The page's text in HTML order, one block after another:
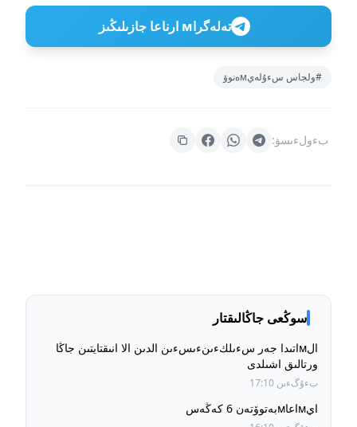
تەلەگراм ارناعا جازىلىڭىز
#ولجاس سءۇلەيмەنوۆ
بءولءىسۋ:
سوڭعى جاڭالىقتار
الмاتىدا جەر سءىلكءىنءىسءىن الدىن الا انىقتايتىن جاڭا
ورتالىق اشىلدى
بءۇگءىن 17:10
ايмاعاмبەتوۆتەن 6 كەڭەس